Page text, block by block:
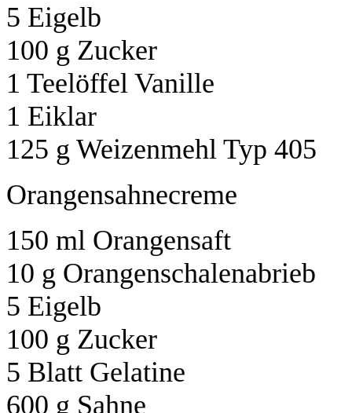
5 Eigelb
100 g Zucker
1 Teelöffel Vanille
1 Eiklar
125 g Weizenmehl Typ 405
Orangensahnecreme
150 ml Orangensaft
10 g Orangenschalenabrieb
5 Eigelb
100 g Zucker
5 Blatt Gelatine
600 g Sahne